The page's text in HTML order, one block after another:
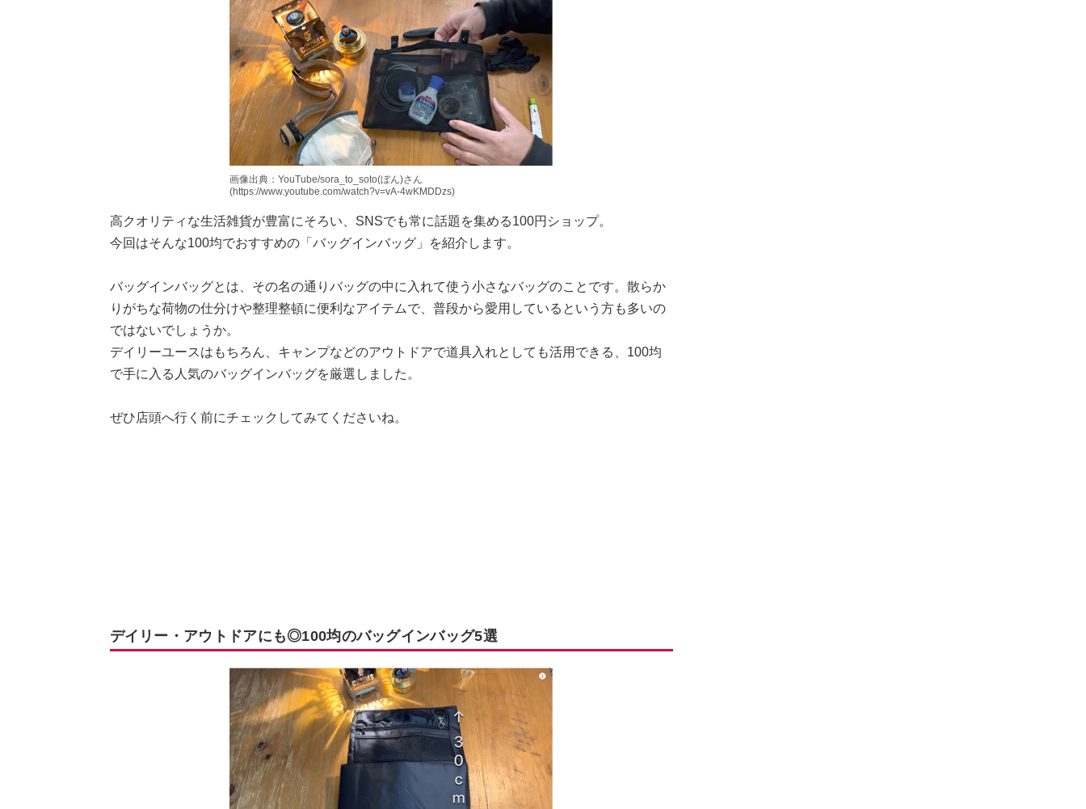
画像出典：YouTube/sora_to_soto(ぼん)さん
(https://www.youtube.com/watch?v=vA-4wKMDDzs)
高クオリティな生活雑貨が豊富にそろい、SNSでも常に話題を集める100円ショップ。
今回はそんな100均でおすすめの「バッグインバッグ」を紹介します。
バッグインバッグとは、その名の通りバッグの中に入れて使う小さなバッグのことです。散らか
りがちな荷物の仕分けや整理整頓に便利なアイテムで、普段から愛用しているという方も多いの
ではないでしょうか。
デイリーユースはもちろん、キャンプなどのアウトドアで道具入れとしても活用できる、100均
で手に入る人気のバッグインバッグを厳選しました。
ぜひ店頭へ行く前にチェックしてみてくださいね。
デイリー・アウトドアにも◎100均のバッグインバッグ5選